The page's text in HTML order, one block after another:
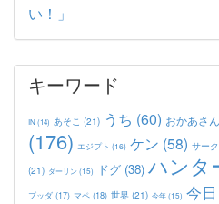
い！」
キーワード
IN(14) あそこ (21) うち (60) おかあさん
(176) エジプト (16) ケン (58) サー
(21) ダーリン(15) ドグ (38) ハンタ
ブッダ (17) マペ (18) 世界 (21) 今年(15) 今日